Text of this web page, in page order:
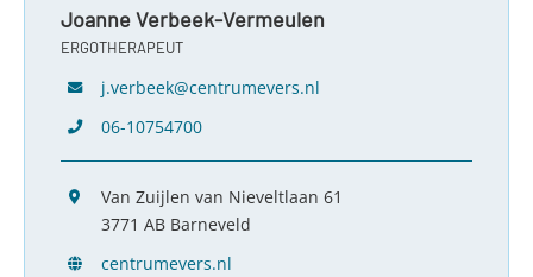
Joanne Verbeek-Vermeulen
ERGOTHERAPEUT
j.verbeek@centrumevers.nl
06-10754700
Van Zuijlen van Nieveltlaan 61
3771 AB Barneveld
centrumevers.nl